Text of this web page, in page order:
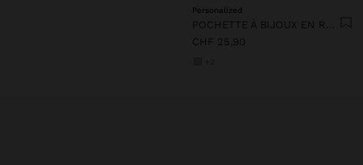
Personalized
POCHETTE À BIJOUX EN ROULEAU
CHF 25,90